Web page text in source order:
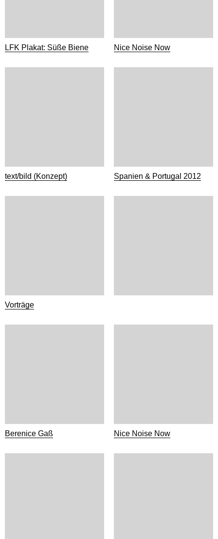
LFK Plakat: Süße Biene Nice Noise Now
text/bild (Konzept) Spanien & Portugal 2012
Vorträge
Berenice Gaß Nice Noise Now